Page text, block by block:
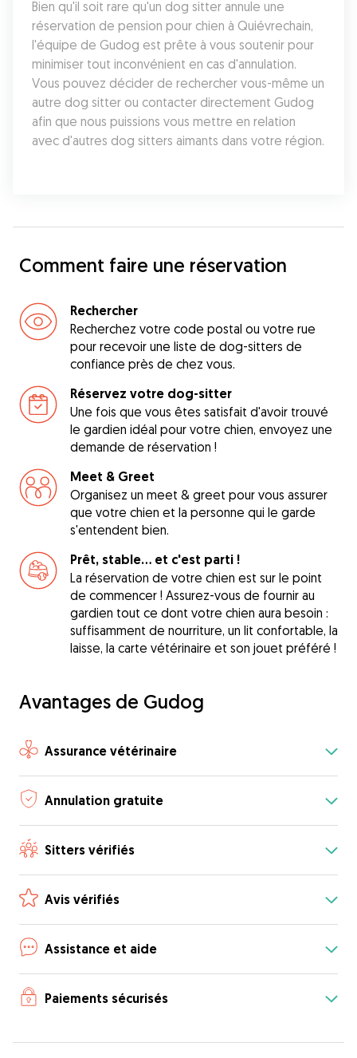
Bien qu'il soit rare qu'un dog sitter annule une
réservation de pension pour chien à Quiévrechain,
l'équipe de Gudog est prête à vous soutenir pour
minimiser tout inconvénient en cas d'annulation.
Vous pouvez décider de rechercher vous-même un
autre dog sitter ou contacter directement Gudog
afin que nous puissions vous mettre en relation
avec d'autres dog sitters aimants dans votre région.
Comment faire une réservation
Rechercher
Recherchez votre code postal ou votre rue
pour recevoir une liste de dog-sitters de
confiance près de chez vous.
Réservez votre dog-sitter
Une fois que vous êtes satisfait d'avoir trouvé
le gardien idéal pour votre chien, envoyez une
demande de réservation !
Meet & Greet
Organisez un meet & greet pour vous assurer
que votre chien et la personne qui le garde
s'entendent bien.
Prêt, stable... et c'est parti !
La réservation de votre chien est sur le point
de commencer ! Assurez-vous de fournir au
gardien tout ce dont votre chien aura besoin :
suffisamment de nourriture, un lit confortable, la
laisse, la carte vétérinaire et son jouet préféré !
Avantages de Gudog
Assurance vétérinaire
Annulation gratuite
Sitters vérifiés
Avis vérifiés
Assistance et aide
Paiements sécurisés